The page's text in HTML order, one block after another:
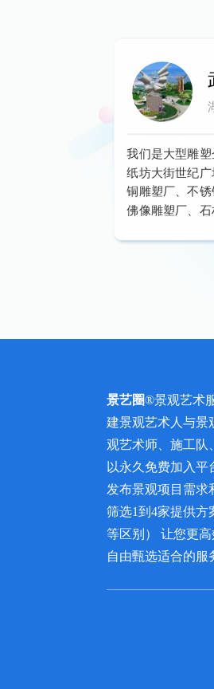
我们是大型雕
纸坊大街世纪
铜雕塑厂、不锈
佛像雕塑厂、
景艺圈®景观艺术
建景观艺术人与景
观艺术师、施工队
以永久免费加入
发布景观项目需求
筛选1到4家提供
等区别） 让您更
自由甄选适合的服